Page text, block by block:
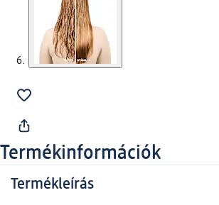
Termékinformációk
Termékleírás